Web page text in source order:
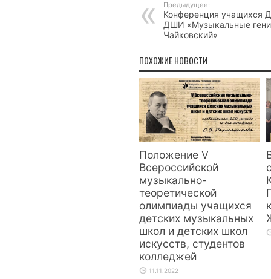
Предыдущее:
Конференция учащихся
ДШИ «Музыкальные
Чайковский»
ПОХОЖИЕ НОВОСТИ
Положение V
Всероссийской
музыкально-
теоретической
олимпиады учащихся
детских музыкальных
школ и детских школ
искусств, студентов
колледжей
11.11.2022